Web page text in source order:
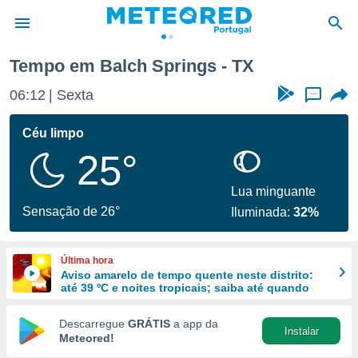
da
foi
fornecidas
a este
das
e
forma
digital
Tempo em Balch Springs - TX
06:12 Sexta ...
Céu limpo
25°
Sensação de 26°
Lua minguante
Iluminada:32%
Última hora
Aviso amarelo de tempo quente neste distrito:
até 39 ºC e noites tropicais; saiba até quando
Descarregue GRÁTIS a app da
Meteored!
Instalar